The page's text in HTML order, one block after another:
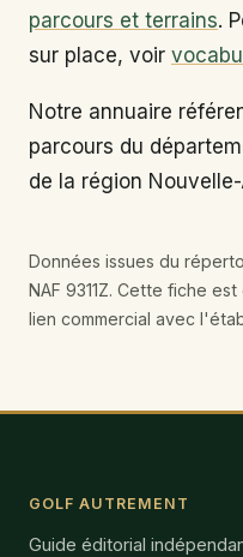
parcours et terrains.
sur place, voir
Notre annuaire
parcours du
de la région
Données issues du
NAF 9311Z. Cette fiche
lien commercial avec
GOLF AUTREMENT
Guide éditorial